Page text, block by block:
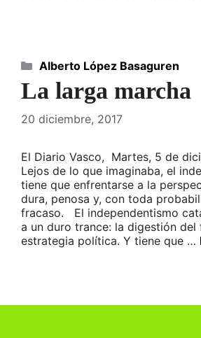
La larga marcha
20 diciembre, 2017
El Diario Vasco, Martes, 5 de
Lejos de lo que imaginaba, el
tiene que enfrentarse a la
dura, penosa y, con toda
fracaso. El independentismo
a un duro trance: la digestión del
estrategia política. Y tiene que …
Categorías
Alberto López Basaguren